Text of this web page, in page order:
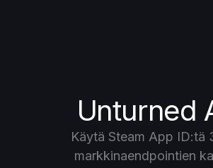
Unturned
Käytä Steam App ID:tä
markkinaendpointien